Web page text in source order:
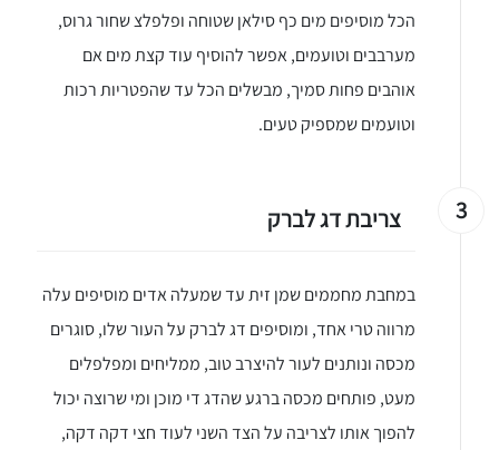
הכל מוסיפים מים כף סילאן שטוחה ופלפלצ שחור גרוס,
מערבבים וטועמים, אפשר להוסיף עוד קצת מים אם
אוהבים פחות סמיך, מבשלים הכל עד שהפטריות רכות
וטועמים שמספיק טעים.
3 צריבת דג לברק
במחבת מחממים שמן זית עד שמעלה אדים מוסיפים עלה
מרווה טרי אחד, ומוסיפים דג לברק על העור שלו, סוגרים
מכסה ונותנים לעור להיצרב טוב, ממליחים ומפלפלים
מעט, פותחים מכסה ברגע שהדג די מוכן ומי שרוצה יכול
להפוך אותו לצריבה על הצד השני לעוד חצי דקה דקה,